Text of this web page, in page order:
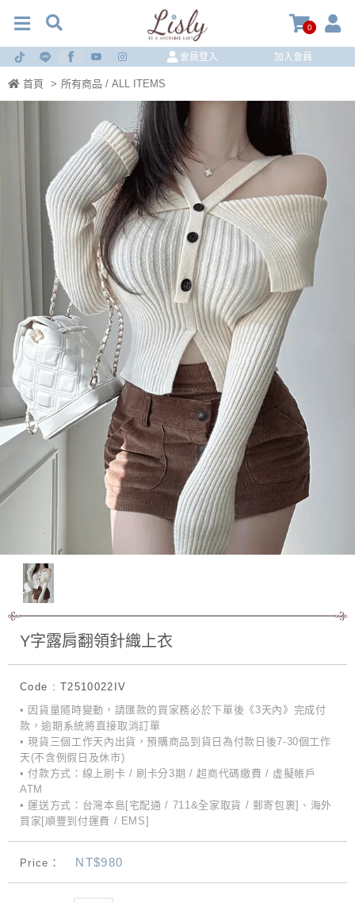
0
會員登入 加入會員
首頁 > 所有商品 / ALL ITEMS
Y字露肩翻領針織上衣
Code : T2510022IV
• 因貨量隨時變動，請匯款的買家務必於下單後《3天內》完成付
款，逾期系統將直接取消訂單
• 現貨三個工作天內出貨，預購商品到貨日為付款日後7-30個工作
天(不含例假日及休市)
• 付款方式：線上刷卡 / 刷卡分3期 / 超商代碼繳費 / 虛擬帳戶
ATM
• 運送方式：台灣本島[宅配通 / 711&全家取貨 / 郵寄包裹]、海外
買家[順豐到付運費 / EMS]
Price： NT$980